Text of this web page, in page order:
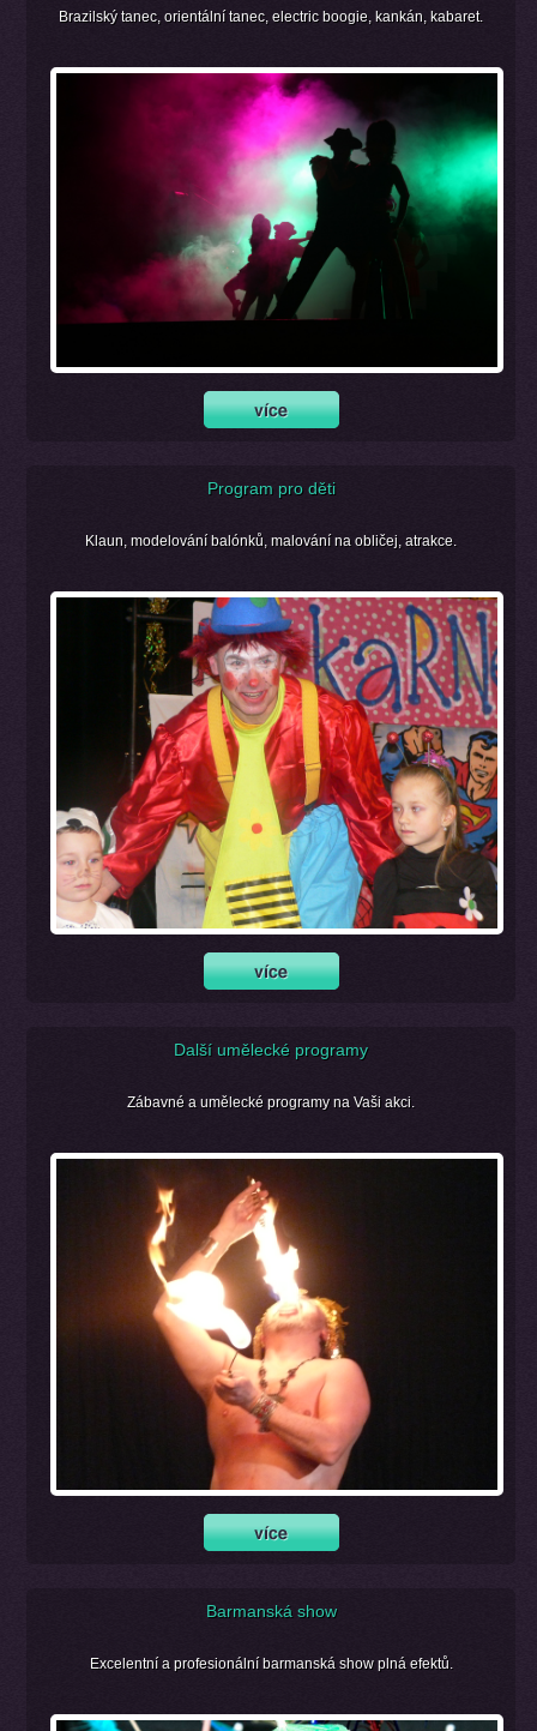
Brazilský tanec, orientální tanec, electric boogie, kankán, kabaret.
Program pro děti
Klaun, modelování balónků, malování na obličej, atrakce.
Další umělecké programy
Zábavné a umělecké programy na Vaši akci.
Barmanská show
Excelentní a profesionální barmanská show plná efektů.